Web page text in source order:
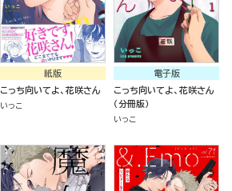
紙版
こっち向いてよ、花咲さん
いっこ
電子版
こっち向いてよ、花咲さん
（分冊版）
いっこ